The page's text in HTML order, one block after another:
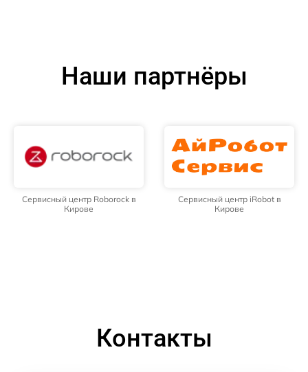
Наши партнёры
Сервисный центр Roborock в
Кирове
Сервисный центр iRobot в
Кирове
Контакты